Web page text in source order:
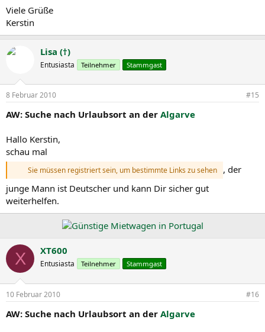
Viele Grüße
Kerstin
Lisa (†)
Entusiasta Teilnehmer Stammgast
8 Februar 2010 #15
AW: Suche nach Urlaubsort an der Algarve
Hallo Kerstin,
schau mal
Sie müssen registriert sein, um bestimmte Links zu sehen
, der
junge Mann ist Deutscher und kann Dir sicher gut
weiterhelfen.
X XT600
Entusiasta Teilnehmer Stammgast
10 Februar 2010 #16
AW: Suche nach Urlaubsort an der Algarve